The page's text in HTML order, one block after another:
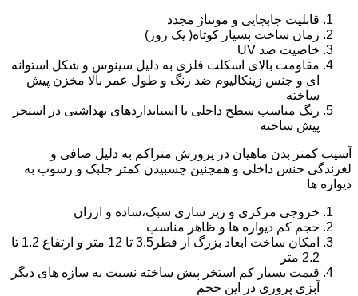
قابلیت جابجایی و مونتاژ مجدد
زمان ساخت بسیار کوتاه( یک روز)
خاصیت ضد UV
مقاومت بالای اسکلت فلزی به دلیل سینوس و شکل استوانه
ای و جنس زینکالیوم ضد زنگ و طول عمر بالا مخزن پیش
ساخته
رنگ مناسب سطح داخلی با استانداردهای بهداشتی در استخر
پیش ساخته
آسیب کمتر بدن ماهیان در پرورش متراکم به دلیل صافی و
لغزندگی جنس داخلی و همچنین چسبیدن کمتر جلبک و رسوب به
دیواره ها
خروجی مرکزی و زیر سازی سبک،ساده و ارزان
حجم کم دیواره ها و ظاهر مناسب
امکان ساخت ابعاد بزرگ از قطر3.5 تا 12 متر و ارتفاع 1.2 تا
2.2 متر
قیمت بسیار کم استخر پیش ساخته نسبت به سازه های دیگر
آبزی پروری در این حجم